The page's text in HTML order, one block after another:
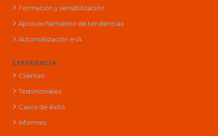
Formación y sensibilización
Aprovechamiento de tendencias
Automatización e IA
EXPERIENCIA
Clientes
Testimoniales
Casos de éxito
Informes